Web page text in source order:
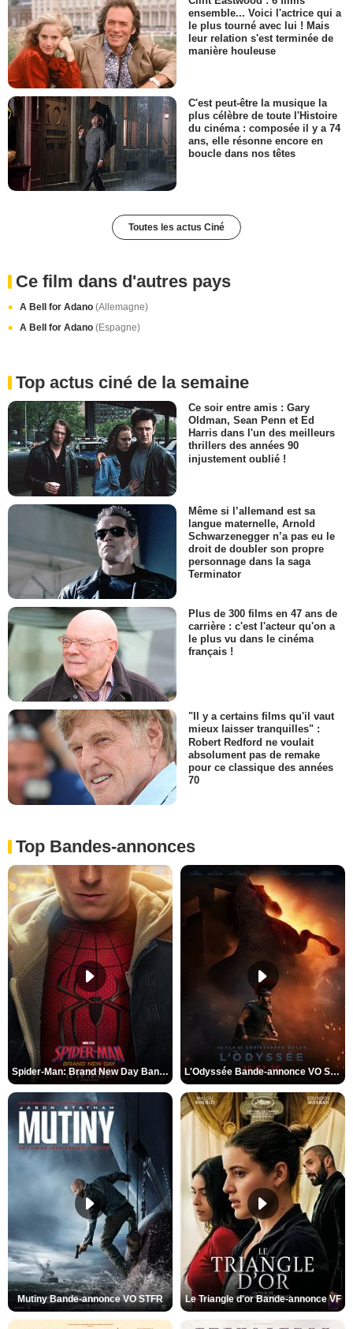
ensemble... Voici l'actrice qui a
le plus tourné avec lui ! Mais
leur relation s'est terminée de
manière houleuse
C'est peut-être la musique la
plus célèbre de toute l'Histoire
du cinéma : composée il y a 74
ans, elle résonne encore en
boucle dans nos têtes
Toutes les actus Ciné
Ce film dans d'autres pays
A Bell for Adano (Allemagne)
A Bell for Adano (Espagne)
Top actus ciné de la semaine
Ce soir entre amis : Gary
Oldman, Sean Penn et Ed
Harris dans l'un des meilleurs
thrillers des années 90
injustement oublié !
Même si l’allemand est sa
langue maternelle, Arnold
Schwarzenegger n’a pas eu le
droit de doubler son propre
personnage dans la saga
Terminator
Plus de 300 films en 47 ans de
carrière : c'est l'acteur qu'on a
le plus vu dans le cinéma
français !
"Il y a certains films qu'il vaut
mieux laisser tranquilles" :
Robert Redford ne voulait
absolument pas de remake
pour ce classique des années
70
Top Bandes-annonces
Spider-Man: Brand New Day Bande-annonce VO STFR L'Odyssée Bande-annonce VO STFR
Mutiny Bande-annonce VO STFR Le Triangle d'or Bande-annonce VF